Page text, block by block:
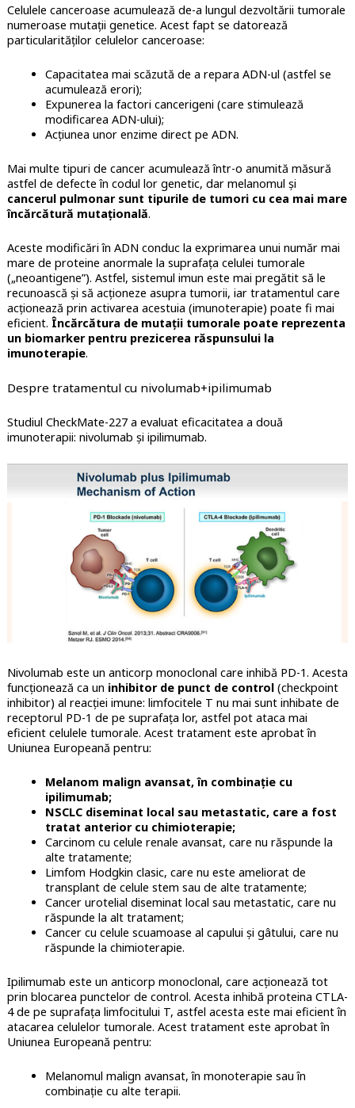
Celulele canceroase acumulează de-a lungul dezvoltării tumorale
numeroase mutații genetice. Acest fapt se datorează
particularităților celulelor canceroase:
Capacitatea mai scăzută de a repara ADN-ul (astfel se
acumulează erori);
Expunerea la factori cancerigeni (care stimulează
modificarea ADN-ului);
Acțiunea unor enzime direct pe ADN.
Mai multe tipuri de cancer acumulează într-o anumită măsură
astfel de defecte în codul lor genetic, dar melanomul și
cancerul pulmonar sunt tipurile de tumori cu cea mai mare
încărcătură mutațională.
Aceste modificări în ADN conduc la exprimarea unui număr mai
mare de proteine anormale la suprafața celulei tumorale
(„neoantigene”). Astfel, sistemul imun este mai pregătit să le
recunoască și să acționeze asupra tumorii, iar tratamentul care
acționează prin activarea acestuia (imunoterapie) poate fi mai
eficient. Încărcătura de mutații tumorale poate reprezenta
un biomarker pentru prezicerea răspunsului la
imunoterapie.
Despre tratamentul cu nivolumab+ipilimumab
Studiul CheckMate-227 a evaluat eficacitatea a două
imunoterapii: nivolumab și ipilimumab.
Nivolumab este un anticorp monoclonal care inhibă PD-1. Acesta
funcționează ca un inhibitor de punct de control(checkpoint
inhibitor) al reacției imune: limfocitele T nu mai sunt inhibate de
receptorul PD-1 de pe suprafața lor, astfel pot ataca mai
eficient celulele tumorale. Acest tratament este aprobat în
Uniunea Europeană pentru:
Melanom malign avansat, în combinație cu
ipilimumab;
NSCLC diseminat local sau metastatic, care a fost
tratat anterior cu chimioterapie;
Carcinom cu celule renale avansat, care nu răspunde la
alte tratamente;
Limfom Hodgkin clasic, care nu este ameliorat de
transplant de celule stem sau de alte tratamente;
Cancer urotelial diseminat local sau metastatic, care nu
răspunde la alt tratament;
Cancer cu celule scuamoase al capului și gâtului, care nu
răspunde la chimioterapie.
Ipilimumab este un anticorp monoclonal, care acționează tot
prin blocarea punctelor de control. Acesta inhibă proteina CTLA-
4 de pe suprafața limfocitului T, astfel acesta este mai eficient în
atacarea celulelor tumorale. Acest tratament este aprobat în
Uniunea Europeană pentru:
Melanomul malign avansat, în monoterapie sau în
combinație cu alte terapii.